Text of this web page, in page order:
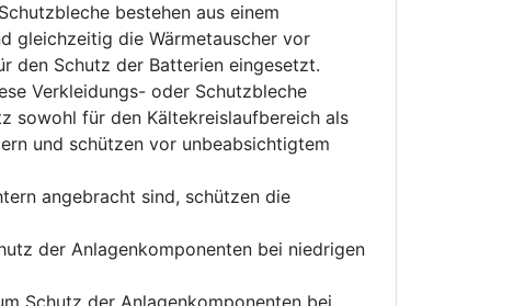
bestehen aus einem
gleichzeitig die Wärmetauscher vor
den Schutz der Batterien eingesetzt.
Verkleidungs- oder Schutzbleche
sowohl für den Kältekreislaufbereich als
und schützen vor unbeabsichtigtem
angebracht sind, schützen die
der Anlagenkomponenten bei niedrigen
Schutz der Anlagenkomponenten bei